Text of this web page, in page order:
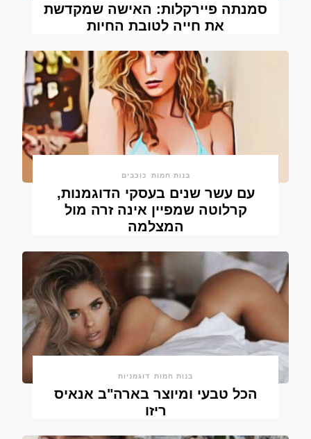
סמנתה פיירקלות: האישה שמקדשת
את חייה לטובת החיות
בנות חמות כוכבים
עם עשר שנים בעסקי הדוגמנות,
קרלוטה שמפיין אינה זרה מול
המצלמה
בנות חמות דוגמניות
הכל טבעי ומיוצר בארה"ב אנאיס
ריזו